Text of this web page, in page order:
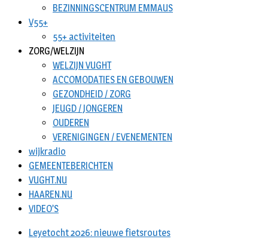
BEZINNINGSCENTRUM EMMAUS
V55+
55+ activiteiten
ZORG/WELZIJN
WELZIJN VUGHT
ACCOMODATIES EN GEBOUWEN
GEZONDHEID / ZORG
JEUGD / JONGEREN
OUDEREN
VERENIGINGEN / EVENEMENTEN
wijkradio
GEMEENTEBERICHTEN
VUGHT.NU
HAAREN.NU
VIDEO’S
Leyetocht 2026: nieuwe fietsroutes